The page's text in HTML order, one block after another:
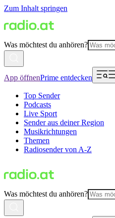
Zum Inhalt springen
Was möchtest du anhören?
App öffnenPrime entdecken
Top Sender
Podcasts
Live Sport
Sender aus deiner Region
Musikrichtungen
Themen
Radiosender von A-Z
Was möchtest du anhören?